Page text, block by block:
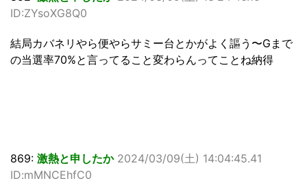
ID:ZYsoXG8Q0
結局カバネリやら便やらサミー台とかがよく謳う〜Gまで
の当選率70%と言ってること変わらんってことね納得
869: 激熱と申したか 2024/03/09(土) 14:04:45.41
ID:mMNCEhfC0